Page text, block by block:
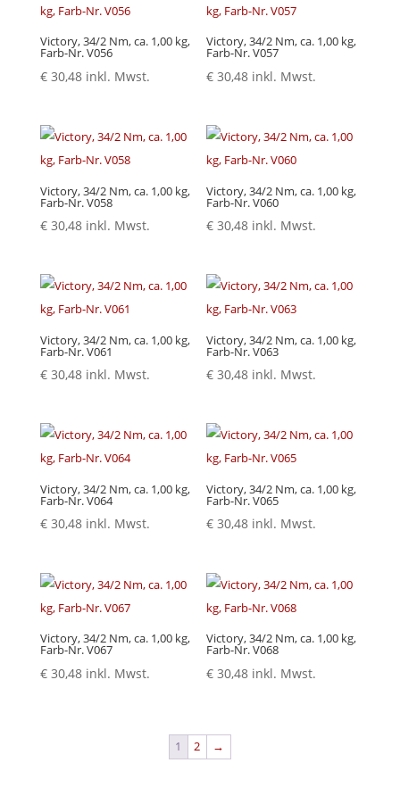
Victory, 34/2 Nm, ca. 1,00 kg,
Farb-Nr. V056
€30,48 inkl. Mwst.
Victory, 34/2 Nm, ca. 1,00 kg,
Farb-Nr. V057
€ 30,48 inkl. Mwst.
Victory, 34/2 Nm, ca. 1,00 kg,
Farb-Nr. V058
€30,48 inkl. Mwst.
Victory, 34/2 Nm, ca. 1,00 kg,
Farb-Nr. V060
€ 30,48 inkl. Mwst.
Victory, 34/2 Nm, ca. 1,00 kg,
Farb-Nr. V061
€30,48 inkl. Mwst.
Victory, 34/2 Nm, ca. 1,00 kg,
Farb-Nr. V063
€ 30,48 inkl. Mwst.
Victory, 34/2 Nm, ca. 1,00 kg,
Farb-Nr. V064
€30,48 inkl. Mwst.
Victory, 34/2 Nm, ca. 1,00 kg,
Farb-Nr. V065
€ 30,48 inkl. Mwst.
Victory, 34/2 Nm, ca. 1,00 kg,
Farb-Nr. V067
€30,48 inkl. Mwst.
Victory, 34/2 Nm, ca. 1,00 kg,
Farb-Nr. V068
€ 30,48 inkl. Mwst.
1 2 →